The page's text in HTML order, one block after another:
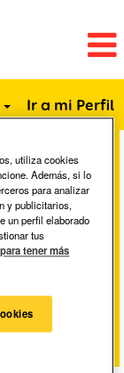
Ir a mi Perfil
utiliza cookies
Además, si lo
para analizar
y publicitarios,
un perfil elaborado
tus
tener más